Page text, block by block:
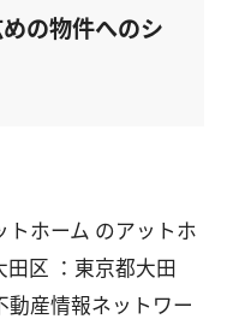
の物件へのシ
ホーム のアットホ
区 ：東京都大田
産情報ネットワー